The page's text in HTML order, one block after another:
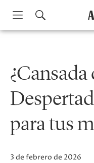
Skip
¿Cansada
para tus
3 de febrero de 2026